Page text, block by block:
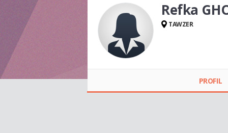
Refka
TAWZER
PROFIL